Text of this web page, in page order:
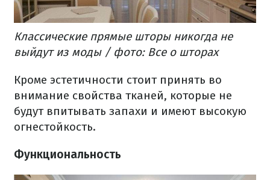
Классические прямые шторы никогда не
выйдут из моды / фото: Все о шторах
Кроме эстетичности стоит принять во
внимание свойства тканей, которые не
будут впитывать запахи и имеют высокую
огнестойкость.
Функциональность